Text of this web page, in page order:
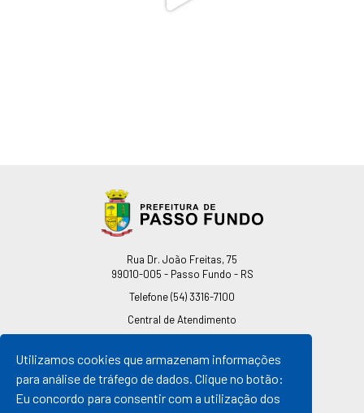
Utilizamos cookies que armazenam informações
para análise de tráfego de dados. Clique no botão:
Eu concordo para consentir com a utilização dos
Endereço
Rua Dr. João Freitas, 75
99010-005 - Passo Fundo - RS
Telefone(54) 3316-7100
Central de Atendimento
0800 541 7100
Horário de Atendimento
De segunda a sexta-feira